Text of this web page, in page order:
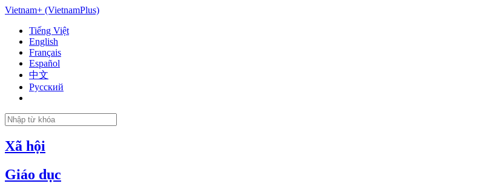
Vietnam+ (VietnamPlus)
Tiếng Việt
English
Français
Español
中文
Русский
Xã hội
Giáo dục